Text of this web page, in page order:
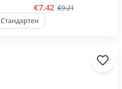
€7.42 €9.21
Стандартен